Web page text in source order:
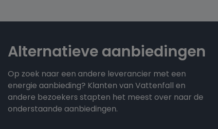
Alternatieve aanbiedingen
Op zoek naar een andere leverancier met een
energie aanbieding? Klanten van Vattenfall en
andere bezoekers stapten het meest over naar de
onderstaande aanbiedingen.